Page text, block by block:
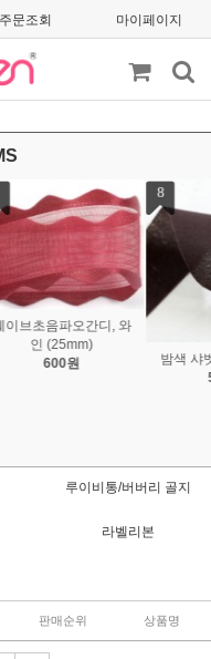
주문조회 마이페이지
검정 샤벳리본 (40mm)
루이비통/버버리 골지
라벨리본
판매순위 상품명